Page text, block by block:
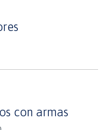
con armas